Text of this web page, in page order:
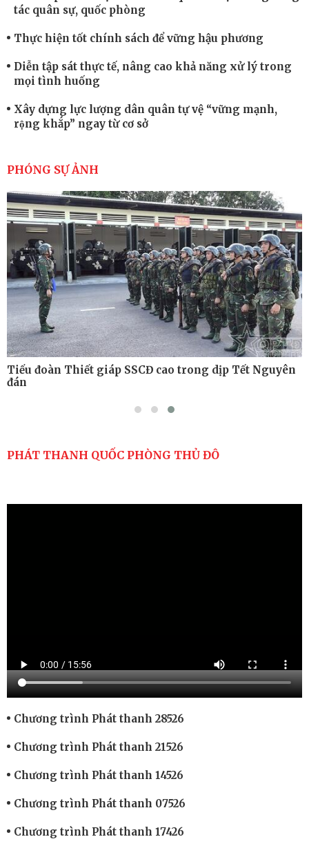
tác quân sự, quốc phòng
Thực hiện tốt chính sách để vững hậu phương
Diễn tập sát thực tế, nâng cao khả năng xử lý trong
mọi tình huống
Xây dựng lực lượng dân quân tự vệ “vững mạnh,
rộng khắp” ngay từ cơ sở
cao sức mạnh chiến đấu
Tiểu đoàn Thiết giáp hoàn thành tốt diễn tập chiến
thuật có bắn đạn thật
Nơi sinh viên rèn ý trí, luyện kỹ năng
PHÓNG SỰ ẢNH
Tiểu đoàn Thiết giáp SSCĐ cao trong dịp Tết Nguyên
đán
PHÁT THANH QUỐC PHÒNG THỦ ĐÔ
Chương trình Phát thanh 28526
Chương trình Phát thanh 21526
Chương trình Phát thanh 14526
Chương trình Phát thanh 07526
Chương trình Phát thanh 17426